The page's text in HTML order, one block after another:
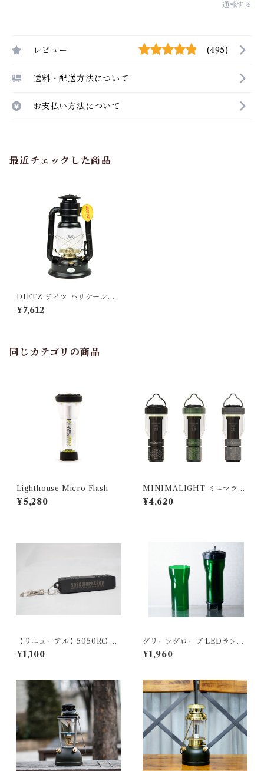
通報する
レビュー (495)
送料・配送方法について
お支払い方法について
最近チェックした商品
DIETZ デイツ ハリケーンラ
ンタン #D90 ブラック/ゴー
ルド
¥7,612
同じカテゴリの商品
Lighthouse Micro Flash
¥5,280
MINIMALIGHT ミニマライ
ト 2.0
¥4,620
【リニューアル】5050RC 2.
0(リモコン)
¥1,100
グリーングローブ LEDランタ
ン用(No.0)
¥1,960